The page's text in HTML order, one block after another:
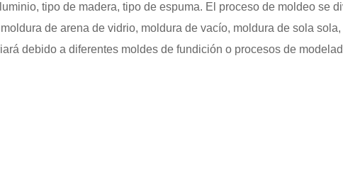
tipo de madera, tipo de espuma. El proceso de moldeo se
de arena de vidrio, moldura de vacío, moldura de sola
debido a diferentes moldes de fundición o procesos de